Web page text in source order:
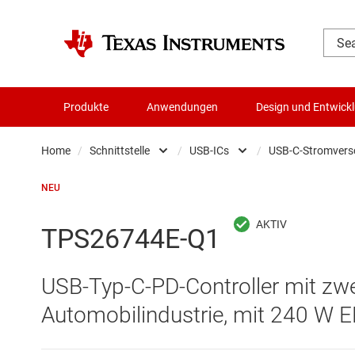
Produkte Anwendungen Design und
Home / Schnittstelle
Batteriemanagement-ICs
Datenwandler
Die- & Wafer-Services
DLP-Produkte
/ USB-ICs
CAN-Transceiver
HDMI-,
Highspeed-SerDes
/ USB-C-
NEU
TPS26744E-Q1
USB-Typ-C-PD-Controller mit
Automobilindustrie, mit 240 W